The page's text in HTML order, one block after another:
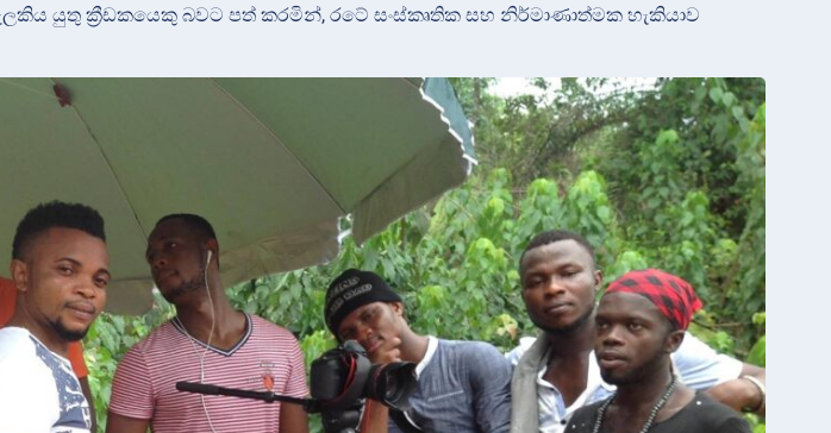
යුතු ක්‍රීඩකයෙකු බවට පත් කරමින්, රටේ සංස්කෘතික සහ නිර්මාණාත්මක හැකියාව